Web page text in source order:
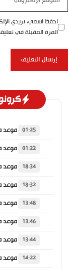
الإلكتروني
احفظ اسمي، بريدي
المرة المقبلة في
01:25
01:22
18:34
18:32
13:48
13:46
13:44
14:22